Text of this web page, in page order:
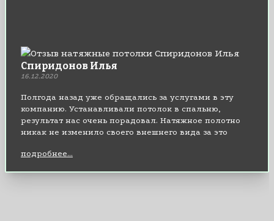
Спиридонов Илья
16.12.2020
Полгода назад уже обращались за услугами в эту
компанию. Устанавливали потолок в спальню,
результат нас очень порадовал. Натяжное полотно
никак не изменило своего внешнего вида за это
потолок, но уже в кухне. Монтажники и оператор
подробнее...